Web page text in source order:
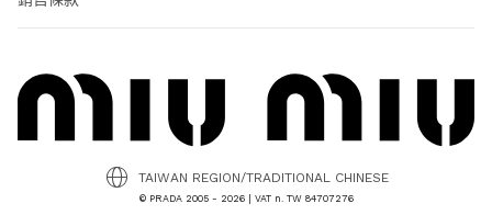
© PRADA 2005 - 2026 | VAT n. TW 84707276
TAIWAN REGION/TRADITIONAL CHINESE